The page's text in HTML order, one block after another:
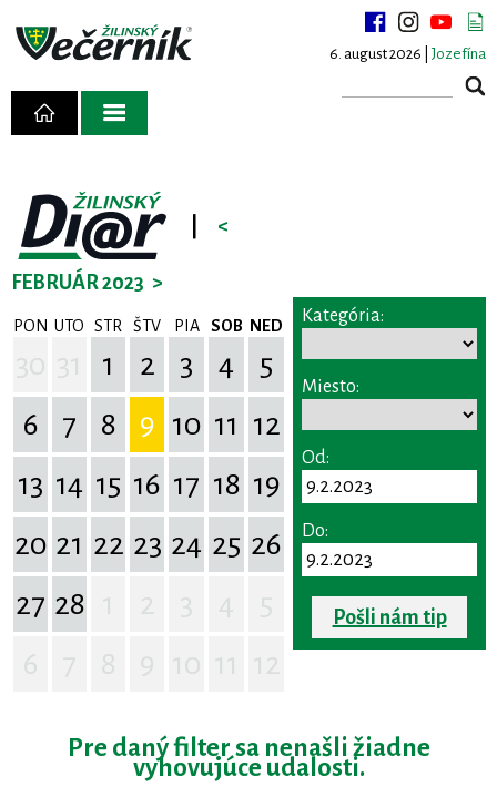
6. august 2026 | Jozefína
<
FEBRUÁR 2023 >
PON UTO STR ŠTV PIA SOB NED
1 2 3 4
5
6
7 8 9 10 11 12
13 14 15 16 17 18 19
20 21 22 23 24 25 26
27 28
Kategória:
Miesto:
Od:
Do:
Pošli nám tip
Pre daný filter sa nenašli žiadne
vyhovujúce udalosti.